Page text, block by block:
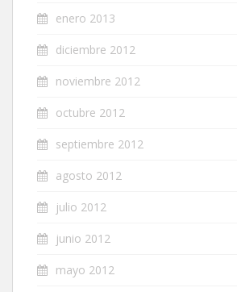
enero 2013
diciembre 2012
noviembre 2012
octubre 2012
septiembre 2012
agosto 2012
julio 2012
junio 2012
mayo 2012